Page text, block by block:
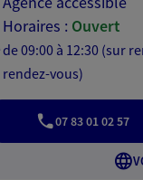
Horaires : Ouvert
de 09:00 à 12:30 (sur
rendez-vous)
07 83 01 02 57